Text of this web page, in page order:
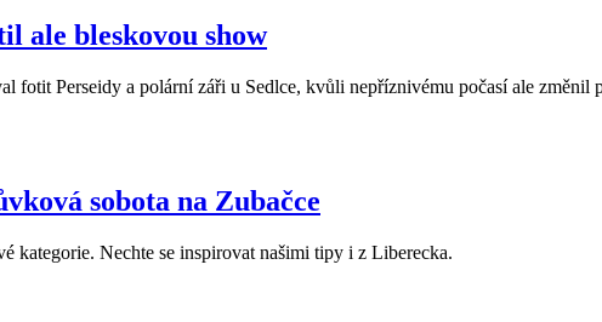
ale bleskovou show
Perseidy a polární záři u Sedlce, kvůli nepříznivému počasí ale změnil
sobota na Zubačce
kategorie. Nechte se inspirovat našimi tipy i z Liberecka.